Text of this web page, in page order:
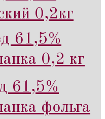
0,2кг
61,5%
0,2 кг
61,5%
фольга